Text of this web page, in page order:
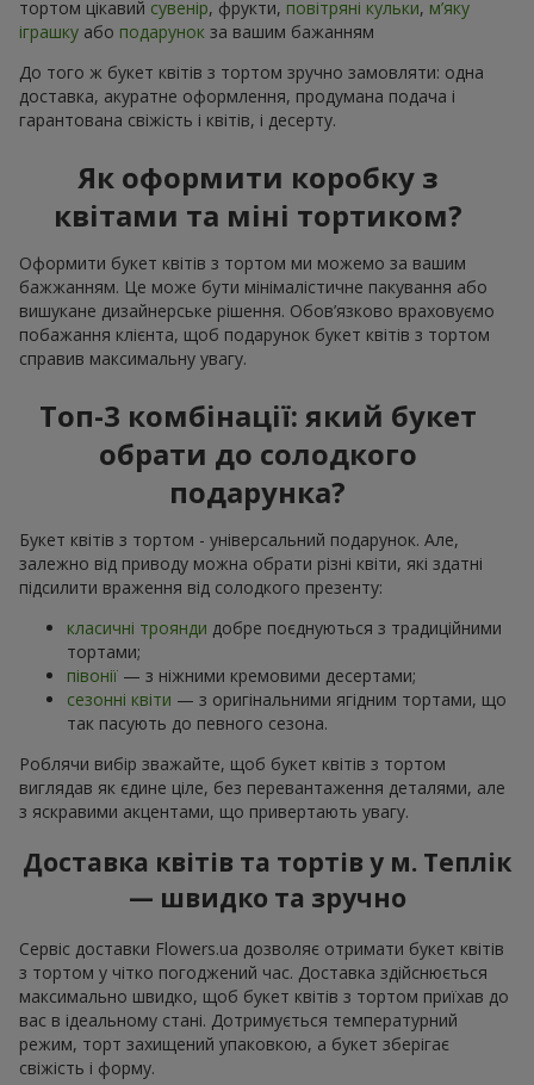
тортом цікавий сувенір, фрукти, повітряні кульки, м’яку
іграшку або подарунок за вашим бажанням
До того ж букет квітів з тортом зручно замовляти: одна
доставка, акуратне оформлення, продумана подача і
гарантована свіжість і квітів, і десерту.
Як оформити коробку з
квітами та міні тортиком?
Оформити букет квітів з тортом ми можемо за вашим
бажжанням. Це може бути мінімалістичне пакування або
вишукане дизайнерське рішення. Обов’язково враховуємо
побажання клієнта, щоб подарунок букет квітів з тортом
справив максимальну увагу.
Топ-3 комбінації: який букет
обрати до солодкого
подарунка?
Букет квітів з тортом - універсальний подарунок. Але,
залежно від приводу можна обрати різні квіти, які здатні
підсилити враження від солодкого презенту:
класичні троянди добре поєднуються з традиційними
тортами;
півонії — з ніжними кремовими десертами;
сезонні квіти — з оригінальними ягідним тортами, що
так пасують до певного сезона.
Роблячи вибір зважайте, щоб букет квітів з тортом
виглядав як єдине ціле, без перевантаження деталями, але
з яскравими акцентами, що привертають увагу.
Доставка квітів та тортів у м. Теплік
— швидко та зручно
Сервіс доставки Flowers.ua дозволяє отримати букет квітів
з тортом у чітко погоджений час. Доставка здійснюється
максимально швидко, щоб букет квітів з тортом приїхав до
вас в ідеальному стані. Дотримується температурний
режим, торт захищений упаковкою, а букет зберігає
свіжість і форму.